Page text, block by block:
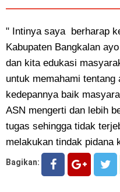
" Intinya saya berharap
Kabupaten Bangkalan
dan kita edukasi
untuk memahami
kedepannya baik
ASN mengerti dan lebih
tugas sehingga tidak
melakukan tindak pidana
Bagikan: